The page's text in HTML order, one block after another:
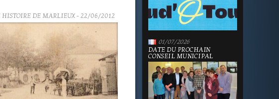
HISTOIRE DE MARLIEUX- 22/06/2012
01/07/2026
DATE DU PROCHAIN
CONSEIL MUNICIPAL